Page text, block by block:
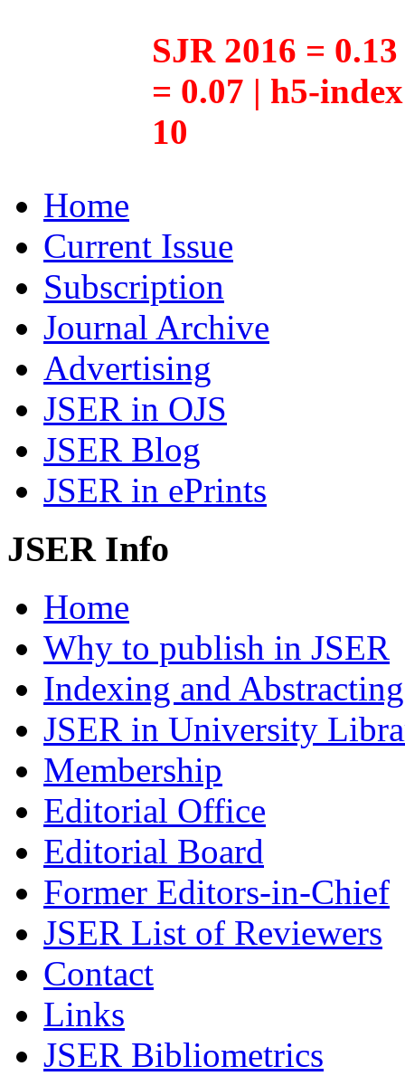
SJR 2016 =
= 0.07 | h5-
10
Home
Current Issue
Subscription
Journal Archive
Advertising
JSER in OJS
JSER Blog
JSER in ePrints
JSER Info
Home
Why to publish in JSER
Indexing and Abstracting
JSER in University
Membership
Editorial Office
Editorial Board
Former Editors-in-Chief
JSER List of Reviewers
Contact
Links
JSER Bibliometrics